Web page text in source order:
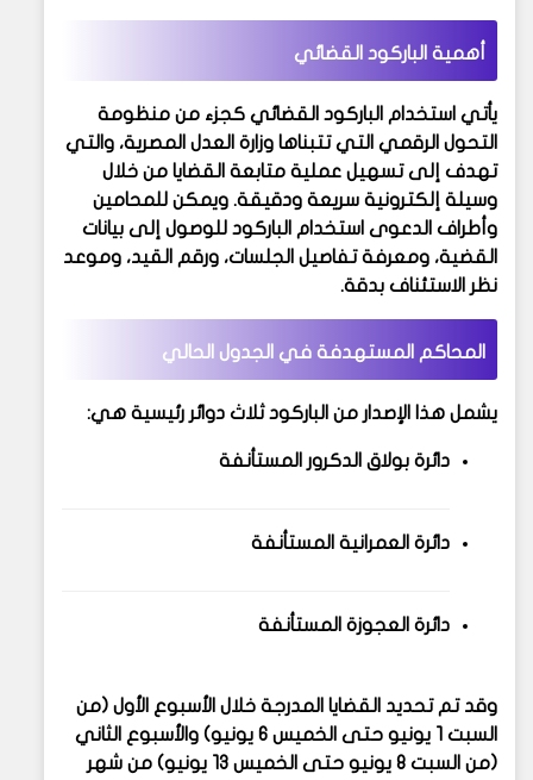
أهمية الباركود القضائي
يأتي استخدام الباركود القضائي كجزء من منظومة
التحول الرقمي التي تتبناها وزارة العدل المصرية، والتي
تهدف إلى تسهيل عملية متابعة القضايا من خلال
وسيلة إلكترونية سريعة ودقيقة. ويمكن للمحامين
وأطراف الدعوى استخدام الباركود للوصول إلى بيانات
القضية، ومعرفة تفاصيل الجلسات، ورقم القيد، وموعد
نظر الاستئناف بدقة.
المحاكم المستهدفة في الجدول الحالي
يشمل هذا الإصدار من الباركودثلاث دوائر رئيسية هي:
دائرة بولاق الدكرور المستأنفة
دائرة العمرانية المستأنفة
دائرة العجوزة المستأنفة
وقد تم تحديد القضايا المدرجة خلال الأسبوع الأول (من
السبت 1 يونيو حتى الخميس 6 يونيو) والأسبوع الثاني
(من السبت 8 يونيو حتى الخميس 13 يونيو) من شهر